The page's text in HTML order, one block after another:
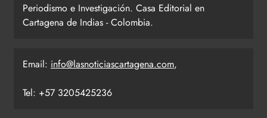
Periodismo e Investigación. Casa Editorial en
Cartagena de Indias - Colombia.
Email: info@lasnoticiascartagena.com,
Tel: +57 3205425236